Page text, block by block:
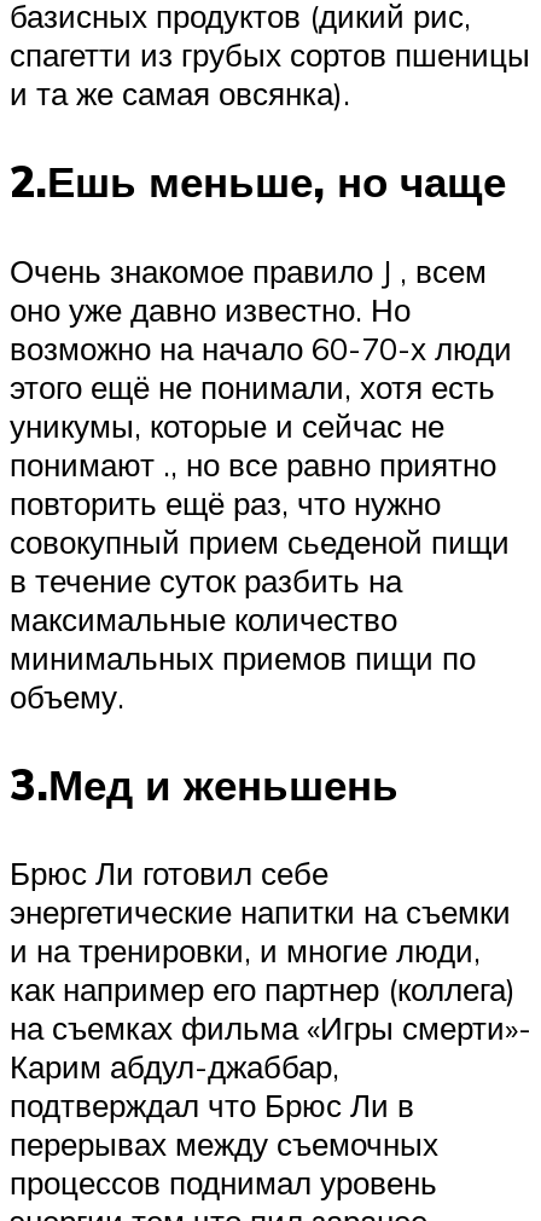
базисных продуктов (дикий рис,
спагетти из грубых сортов пшеницы
и та же самая овсянка).
2.Ешь меньше, но чаще
Очень знакомое правило J , всем
оно уже давно известно. Но
возможно на начало 60-70-х люди
этого ещё не понимали, хотя есть
уникумы, которые и сейчас не
понимают ., но все равно приятно
повторить ещё раз, что нужно
совокупный прием сьеденой пищи
в течение суток разбить на
максимальные количество
минимальных приемов пищи по
объему.
3.Мед и женьшень
Брюс Ли готовил себе
энергетические напитки на съемки
и на тренировки, и многие люди,
как например его партнер (коллега)
на съемках фильма «Игры смерти»-
Карим абдул-джаббар,
подтверждал что Брюс Ли в
перерывах между съемочных
процессов поднимал уровень